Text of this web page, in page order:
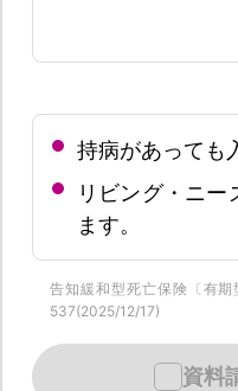
持病があっても
リビング・ニ
ます。
告知緩和型死亡保険〔有
537(2025/12/17)
資料